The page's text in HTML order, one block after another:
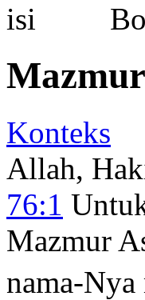
Konteks
Allah,
76:1
Mazmur
nama-Nya